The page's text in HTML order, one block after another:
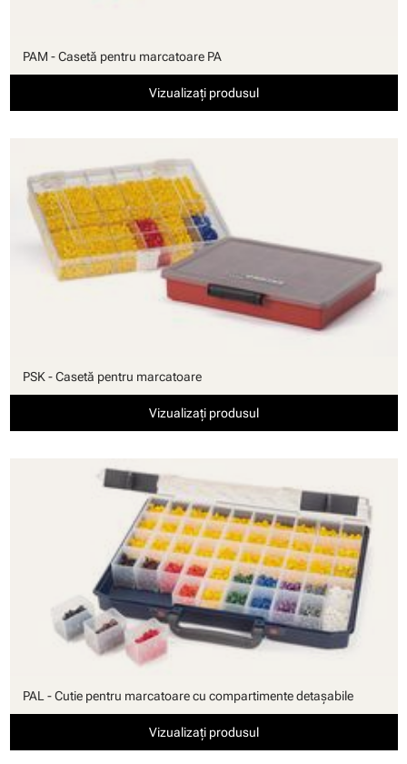
PAM - Casetă pentru marcatoare PA
Vizualizați produsul
PSK - Casetă pentru marcatoare
Vizualizați produsul
PAL - Cutie pentru marcatoare cu compartimente detaşabile
Vizualizați produsul